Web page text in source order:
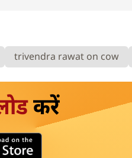
trivendra rawat on cow
करें